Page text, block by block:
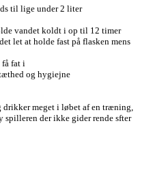
til lige under 2 liter
vandet koldt i op til 12 timer
let at holde fast på flasken mens
få fat i
og hygiejne
meget i løbet af en træning,
der ikke gider rende sfter